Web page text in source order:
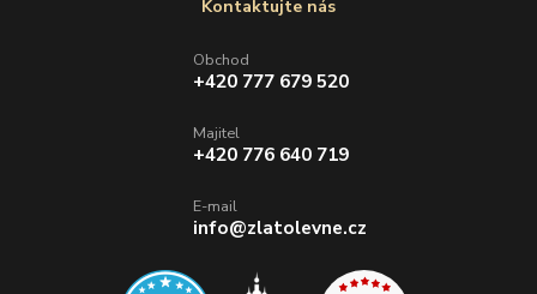
Kontaktujte nás
Obchod
+420 777 679 520
Majitel
+420 776 640 719
E-mail
info@zlatolevne.cz